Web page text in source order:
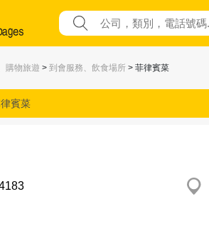
購物旅遊 > 到會服務、飲食場所 > 菲律賓菜
賓菜